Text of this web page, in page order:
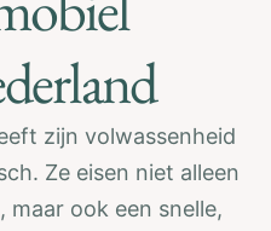
zijn volwassenheid
Ze eisen niet alleen
maar ook een snelle,